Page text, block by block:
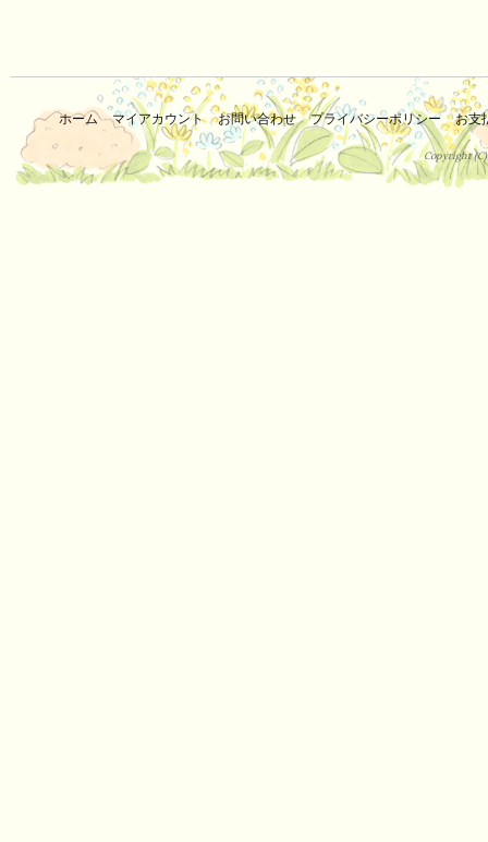
ホーム マイアカウント お問い合わせ プライバシーポリシー お支
Copyright